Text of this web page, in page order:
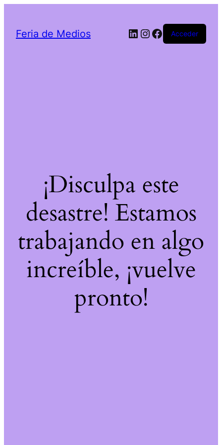
Feria de Medios LinkedIn
Instagram
Facebook
Acceder
¡Disculpa este
desastre! Estamos
trabajando en algo
increíble, ¡vuelve
pronto!